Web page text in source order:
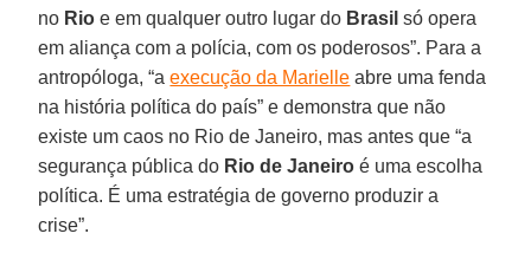
no Rio e em qualquer outro lugar do Brasil só opera
em aliança com a polícia, com os poderosos”. Para a
antropóloga, “aexecução da Marielle abre uma fenda
na história política do país” e demonstra que não
existe um caos no Rio de Janeiro, mas antes que “a
segurança pública do Rio de Janeiro é uma escolha
política. É uma estratégia de governo produzir a
crise”.